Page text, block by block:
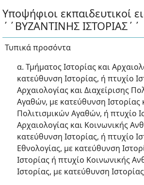
Υποψήφιοι εκπαιδευτικοί
΄΄ΒΥΖΑΝΤΙΝΗΣ ΙΣΤΟΡΙΑΣ΄΄
Τυπικά προσόντα
α. Τμήματος Ιστορίας και
κατεύθυνση Ιστορίας, ή πτυχίο
Αρχαιολογίας και Διαχείρισης
Αγαθών, με κατεύθυνση Ιστορίας
Πολιτισμικών Αγαθών, ή πτυχίο
Αρχαιολογίας και Κοινωνικής
κατεύθυνση Ιστορίας, ή πτυχίο
Εθνολογίας, με κατεύθυνση
Ιστορίας ή πτυχίο Κοινωνικής
Ιστορίας, με κατεύθυνση